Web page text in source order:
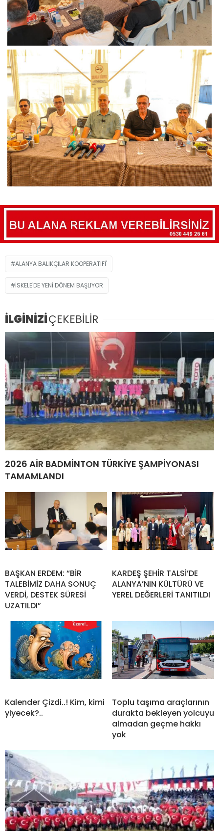
ALANYA BALIKÇILAR KOOPERATIFI'
İSKELE'DE YENİ DÖNEM BAŞLIYOR
İLGİNİZİÇEKEBİLİR
2026 AİR BADMİNTON TÜRKİYE ŞAMPİYONASI
TAMAMLANDI
BAŞKAN ERDEM: “BİR
TALEBİMİZ DAHA SONUÇ
VERDİ, DESTEK SÜRESİ
UZATILDI”
KARDEŞ ŞEHİR TALSİ’DE
ALANYA’NIN KÜLTÜRÜ VE
YEREL DEĞERLERİ TANITILDI
Kalender Çizdi..! Kim, kimi
yiyecek?..
Toplu taşıma araçlarının
durakta bekleyen yolcuyu
almadan geçme hakkı
yok